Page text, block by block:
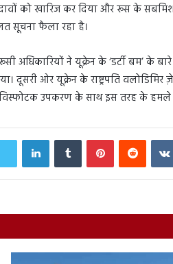
को खारिज कर दिया और रूस के
सूचना फैला रहा है।
अधिकारियों ने यूक्रेन के ‘डर्टी बम’ के
दूसरी ओर यूक्रेन के राष्ट्रपति
उपकरण के साथ इस तरह के हमले
LinkedInTumblr PinterestReddit